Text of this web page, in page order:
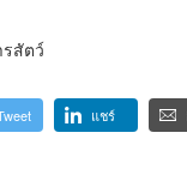
สัตว์
แชร์